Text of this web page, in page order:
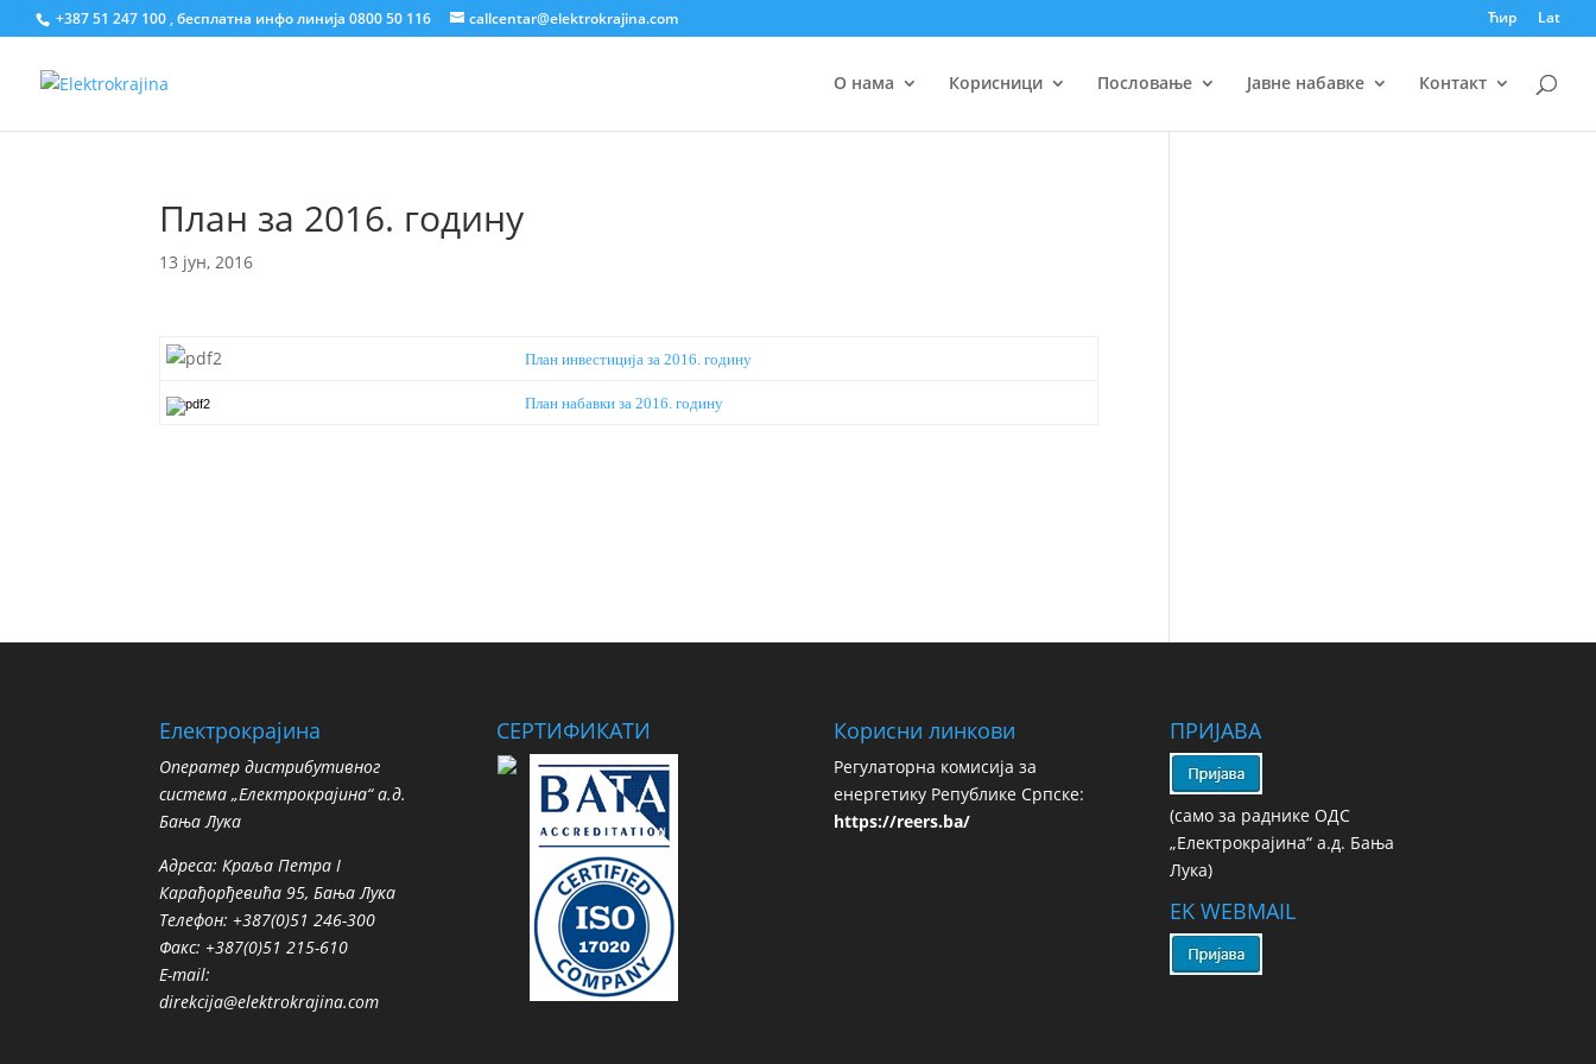
+387 51 247 100 , бесплатна инфо линија 0800 50 116 callcentar@elektrokrajina.com Ћир Lat
О нама Корисници Пословање Јавне набавке Контакт
План за 2016. годину
13 јун, 2016
План инвестиција за 2016. годину
План набавки за 2016. годину
Електрокрајина
Oператер дистрибутивног
система „Електрокрајина“ а.д.
Бања Лука
Адреса: Краља Петра I
Карађорђевића 95, Бања Лука
Телефон: +387(0)51 246-300
Факс: +387(0)51 215-610
E-mail:
direkcija@elektrokrajina.com
СЕРТИФИКАТИ Корисни линкови
Регулаторна комисија за
енергетику Републике Српске:
https://reers.ba/
ПРИЈАВА
(сaмo зa рaдникe ОДС
„Електрокрајина“ а.д. Бања
Лука)
EK WEBMAIL